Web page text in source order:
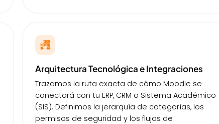
Arquitectura Tecnológica e Integraciones
Trazamos la ruta exacta de cómo Moodle se
conectará con tu ERP, CRM o Sistema Académico
(SIS). Definimos la jerarquía de categorías, los
permisos de seguridad y los flujos de